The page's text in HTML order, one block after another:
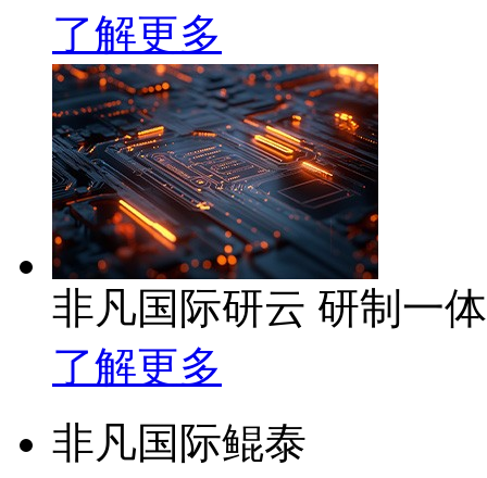
了解更多
非凡国际研云 研制一
了解更多
非凡国际鲲泰